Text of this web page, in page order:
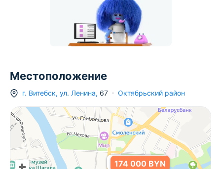
Местоположение
г. Витебск, ул. Ленина, 67 Октябрьский район
182 193 BYN
220 000 BYN
174 000 BYN